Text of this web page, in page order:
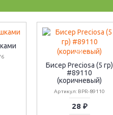
Бисер Preciosa (5 гр)
#89110
(коричневый)
Артикул: BPR-89110
28 ₽